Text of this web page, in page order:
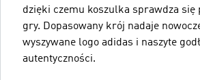
dzięki czemu koszulka sprawdza się
gry. Dopasowany krój nadaje
wyszywane logo adidas i naszyte
autentyczności.